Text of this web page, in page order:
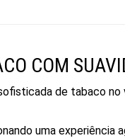
COM
de tabaco
uma experiência